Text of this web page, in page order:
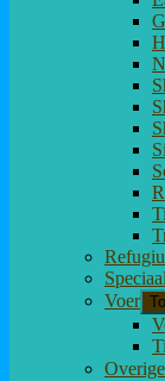
Voer